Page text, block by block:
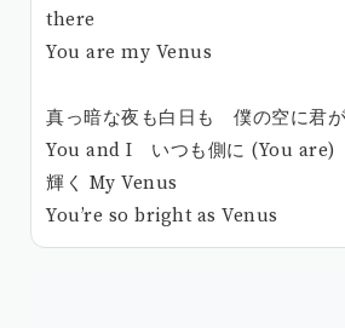
there
You are my Venus
真っ暗な夜も白日も 僕の空に君
You and I いつも側に (You are)
輝く My Venus
You’re so bright as Venus